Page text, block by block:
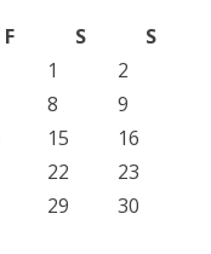
F S
S
1
2
8
9
15
16
22
23
29
30